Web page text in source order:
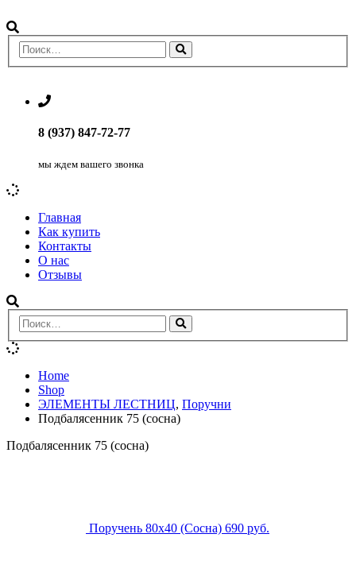
8 (937) 847-72-77
мы ждем вашего звонка
Главная
Как купить
Контакты
О нас
Отзывы
Home
Shop
ЭЛЕМЕНТЫ ЛЕСТНИЦ, Поручни
Подбалясенник 75 (сосна)
Подбалясенник 75 (сосна)
Поручень 80х40 (Сосна) 690 руб.